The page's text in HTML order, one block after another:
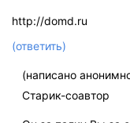
http://domd.ru
(ответить)
(написано
Старик-соавтор